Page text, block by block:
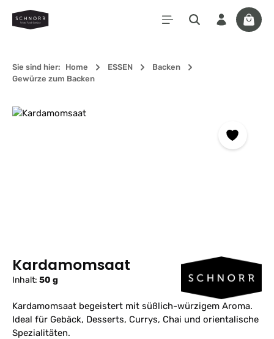
Zum Hauptinhalt springen
Sie sind hier: Home ESSEN
Backen
Gewürze zum Backen
Bildergalerie überspringen
Kardamomsaat
Inhalt: 50 g
Kardamomsaat begeistert mit süßlich-würzigem Aroma.
Ideal für Gebäck, Desserts, Currys, Chai und orientalische
Spezialitäten.